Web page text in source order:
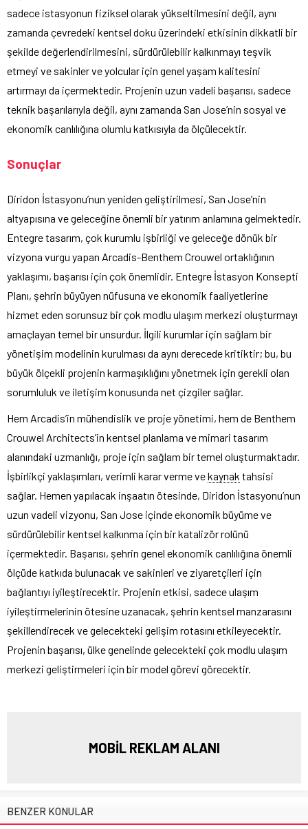
sadece istasyonun fiziksel olarak yükseltilmesini değil, aynı
zamanda çevredeki kentsel doku üzerindeki etkisinin dikkatli bir
şekilde değerlendirilmesini, sürdürülebilir kalkınmayı teşvik
etmeyi ve sakinler ve yolcular için genel yaşam kalitesini
artırmayı da içermektedir. Projenin uzun vadeli başarısı, sadece
teknik başarılarıyla değil, aynı zamanda San Jose’nin sosyal ve
ekonomik canlılığına olumlu katkısıyla da ölçülecektir.
Sonuçlar
Diridon İstasyonu’nun yeniden geliştirilmesi, San Jose’nin
altyapısına ve geleceğine önemli bir yatırım anlamına gelmektedir.
Entegre tasarım, çok kurumlu işbirliği ve geleceğe dönük bir
vizyona vurgu yapan Arcadis-Benthem Crouwel ortaklığının
yaklaşımı, başarısı için çok önemlidir. Entegre İstasyon Konsepti
Planı, şehrin büyüyen nüfusuna ve ekonomik faaliyetlerine
hizmet eden sorunsuz bir çok modlu ulaşım merkezi oluşturmayı
amaçlayan temel bir unsurdur. İlgili kurumlar için sağlam bir
yönetişim modelinin kurulması da aynı derecede kritiktir; bu, bu
büyük ölçekli projenin karmaşıklığını yönetmek için gerekli olan
sorumluluk ve iletişim konusunda net çizgiler sağlar.
Hem Arcadis’in mühendislik ve proje yönetimi, hem de Benthem
Crouwel Architects’in kentsel planlama ve mimari tasarım
alanındaki uzmanlığı, proje için sağlam bir temel oluşturmaktadır.
İşbirlikçi yaklaşımları, verimli karar verme vekaynak tahsisi
sağlar. Hemen yapılacak inşaatın ötesinde, Diridon İstasyonu’nun
uzun vadeli vizyonu, San Jose içinde ekonomik büyüme ve
sürdürülebilir kentsel kalkınma için bir katalizör rolünü
içermektedir. Başarısı, şehrin genel ekonomik canlılığına önemli
ölçüde katkıda bulunacak ve sakinleri ve ziyaretçileri için
bağlantıyı iyileştirecektir. Projenin etkisi, sadece ulaşım
iyileştirmelerinin ötesine uzanacak, şehrin kentsel manzarasını
şekillendirecek ve gelecekteki gelişim rotasını etkileyecektir.
Projenin başarısı, ülke genelinde gelecekteki çok modlu ulaşım
merkezi geliştirmeleri için bir model görevi görecektir.
MOBİL REKLAM ALANI
BENZER KONULAR